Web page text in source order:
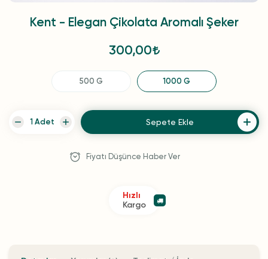
Kent - Elegan Çikolata Aromalı Şeker
300,00
500 G 1000 G
Sepete Ekle
Fiyatı Düşünce Haber Ver
Hızlı
Kargo